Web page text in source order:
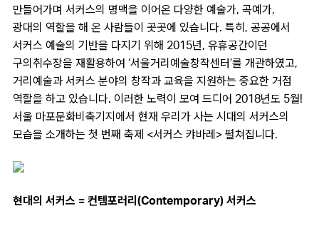
만들어가며 서커스의 명맥을 이어온 다양한 예술가, 곡예가,
광대의 역할을 해 온 사람들이 곳곳에 있습니다. 특히, 공공에서
서커스 예술의 기반을 다지기 위해 2015년, 유휴공간이던
구의취수장을 재활용하여 ‘서울거리예술창작센터’를 개관하였고,
거리예술과 서커스 분야의 창작과 교육을 지원하는 중요한 거점
역할을 하고 있습니다. 이러한 노력이 모여 드디어 2018년도 5월!
서울 마포문화비축기지에서 현재 우리가 사는 시대의 서커스의
모습을 소개하는 첫 번째 축제 <서커스 캬바레> 펼쳐집니다.
현대의 서커스 = 컨템포러리(Contemporary) 서커스